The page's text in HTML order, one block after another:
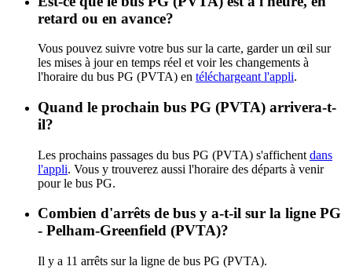
retard ou en avance?
Vous pouvez suivre votre bus sur la carte, garder un œil sur
les mises à jour en temps réel et voir les changements à
l'horaire du bus PG (PVTA) en téléchargeant l'appli.
Quand le prochain bus PG (PVTA) arrivera-t-
il?
Les prochains passages du bus PG (PVTA) s'affichent dans
l'appli. Vous y trouverez aussi l'horaire des départs à venir
pour le bus PG.
Combien d'arrêts de bus y a-t-il sur la ligne PG
- Pelham-Greenfield (PVTA)?
Il y a 11 arrêts sur la ligne de bus PG (PVTA).